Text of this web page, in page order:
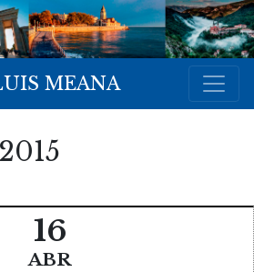
MEANA
16
ABR